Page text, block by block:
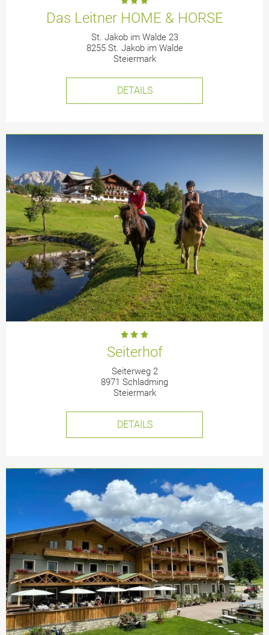
Das Leitner HOME & HORSE
St. Jakob im Walde 23
8255 St. Jakob im Walde
Steiermark
DETAILS
Seiterhof
Seiterweg 2
8971 Schladming
Steiermark
DETAILS